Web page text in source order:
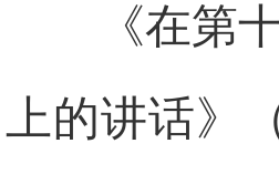
《在第
上的讲话》